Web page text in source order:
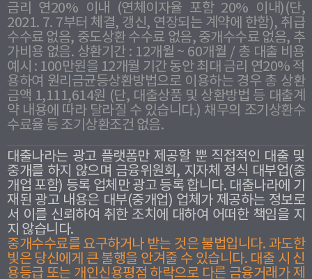
금리 연20% 이내 (연체이자율 포함 20% 이내)(단,
2021. 7. 7부터 체결, 갱신, 연장되는 계약에 한함), 취급
수수료 없음, 중도상환 수수료 없음, 중개수수료 없음, 추
가비용 없음. 상환기간 : 12개월 ~ 60개월 / 총 대출 비용
예시 : 100만원을 12개월 기간 동안 최대 금리 연20% 적
용하여 원리금균등상환방법으로 이용하는 경우 총 상환
금액 1,111,614원 (단, 대출상품 및 상환방법 등 대출계
약 내용에 따라 달라질 수 있습니다.) 채무의 조기상환수
수료율 등 조기상환조건 없음.
대출나라는 광고 플랫폼만 제공할 뿐 직접적인 대출 및
중개를 하지 않으며 금융위원회, 지자체 정식 대부업(중
개업 포함) 등록 업체만 광고 등록 합니다. 대출나라에 기
재된 광고 내용은 대부(중개업) 업체가 제공하는 정보로
서 이를 신뢰하여 취한 조치에 대하여 어떠한 책임을 지
지 않습니다.
중개수수료를 요구하거나 받는 것은 불법입니다. 과도한
빛은 당신에게 큰 불행을 안겨줄 수 있습니다. 대출 시 신
용등급 또는 개인신용평점 하락으로 다른 금융거래가 제